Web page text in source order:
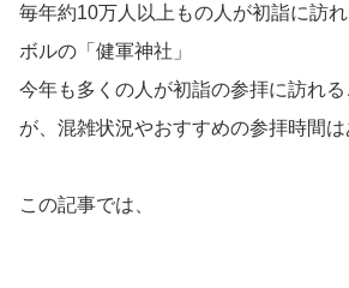
毎年約10万人以上もの人が初詣に訪
ボルの「健軍神社」
今年も多くの人が初詣の参拝に訪れ
が、混雑状況やおすすめの参拝時間
この記事では、